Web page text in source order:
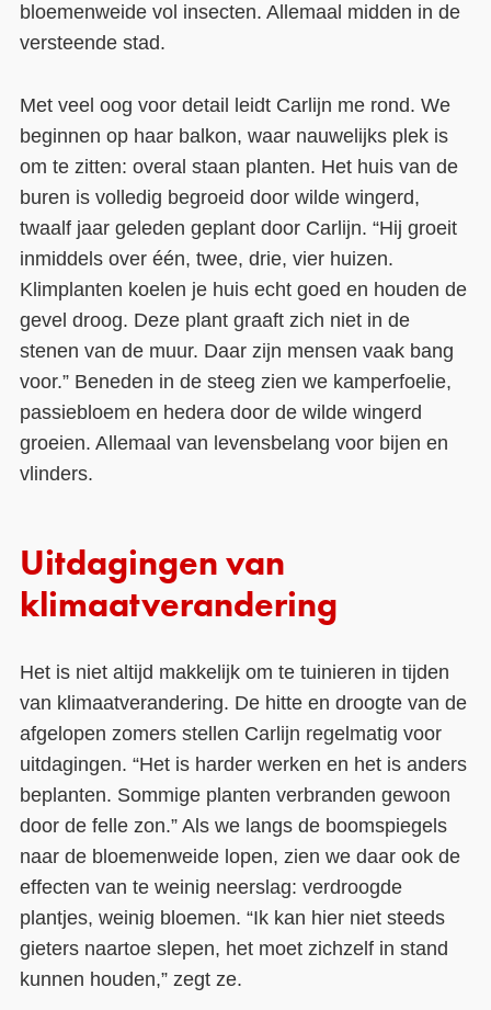
bloemenweide vol insecten. Allemaal midden in de
versteende stad.
Met veel oog voor detail leidt Carlijn me rond. We
beginnen op haar balkon, waar nauwelijks plek is
om te zitten: overal staan planten. Het huis van de
buren is volledig begroeid door wilde wingerd,
twaalf jaar geleden geplant door Carlijn. “Hij groeit
inmiddels over één, twee, drie, vier huizen.
Klimplanten koelen je huis echt goed en houden de
gevel droog. Deze plant graaft zich niet in de
stenen van de muur. Daar zijn mensen vaak bang
voor.” Beneden in de steeg zien we kamperfoelie,
passiebloem en hedera door de wilde wingerd
groeien. Allemaal van levensbelang voor bijen en
vlinders.
Uitdagingen van
klimaatverandering
Het is niet altijd makkelijk om te tuinieren in tijden
van klimaatverandering. De hitte en droogte van de
afgelopen zomers stellen Carlijn regelmatig voor
uitdagingen. “Het is harder werken en het is anders
beplanten. Sommige planten verbranden gewoon
door de felle zon.” Als we langs de boomspiegels
naar de bloemenweide lopen, zien we daar ook de
effecten van te weinig neerslag: verdroogde
plantjes, weinig bloemen. “Ik kan hier niet steeds
gieters naartoe slepen, het moet zichzelf in stand
kunnen houden,” zegt ze.